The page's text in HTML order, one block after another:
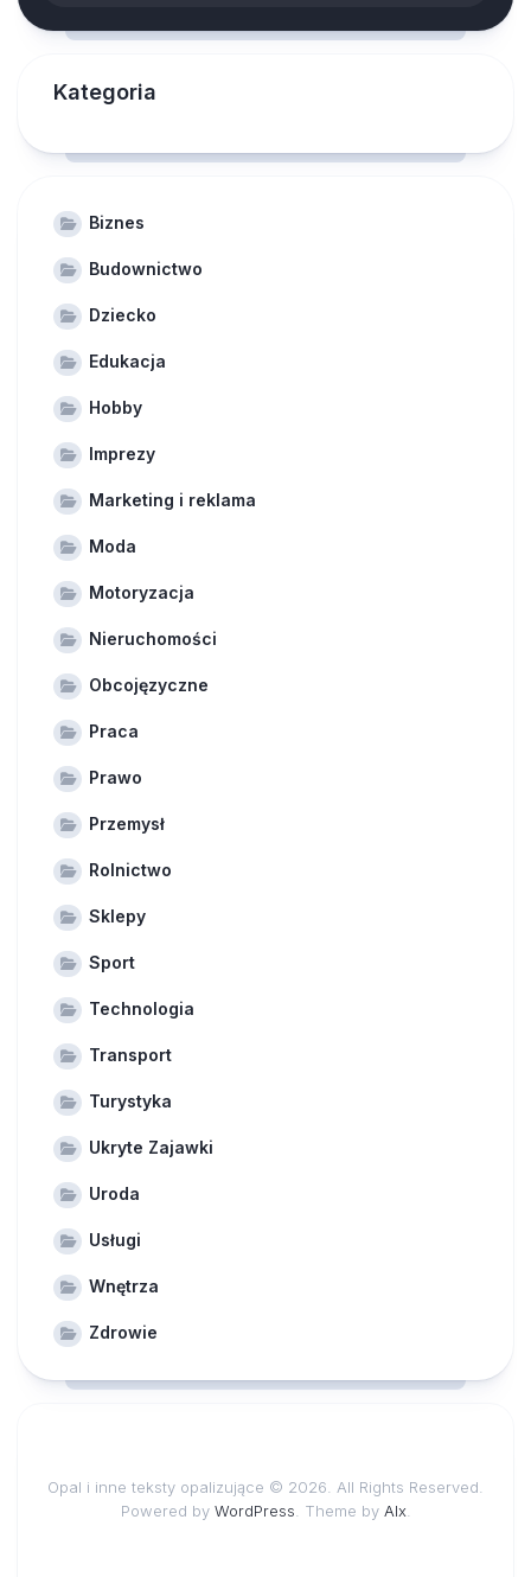
Kategoria
Biznes
Budownictwo
Dziecko
Edukacja
Hobby
Imprezy
Marketing i reklama
Moda
Motoryzacja
Nieruchomości
Obcojęzyczne
Praca
Prawo
Przemysł
Rolnictwo
Sklepy
Sport
Technologia
Transport
Turystyka
Ukryte Zajawki
Uroda
Usługi
Wnętrza
Zdrowie
Opal i inne teksty opalizujące © 2026. All Rights Reserved.
Powered by WordPress . Theme by Alx